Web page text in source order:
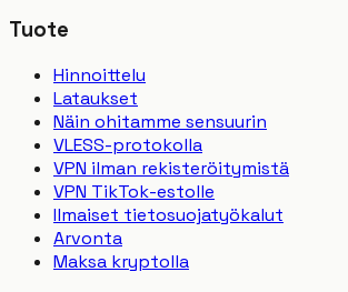
Tuote
Hinnoittelu
Lataukset
Näin ohitamme sensuurin
VLESS-protokolla
VPN ilman rekisteröitymistä
VPN TikTok-estolle
Ilmaiset tietosuojatyökalut
Arvonta
Maksa kryptolla